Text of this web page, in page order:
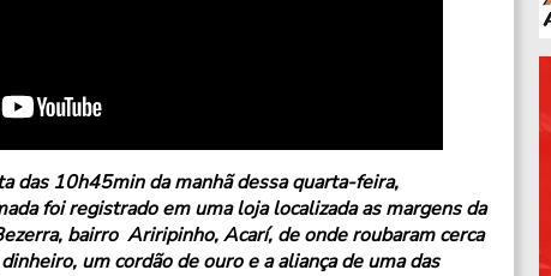
das 10h45min da manhã dessa quarta-feira,
foi registrado em uma loja localizada as margens da
bairro Ariripinho, Acarí, de onde roubaram cerca
um cordão de ouro e a aliança de uma das